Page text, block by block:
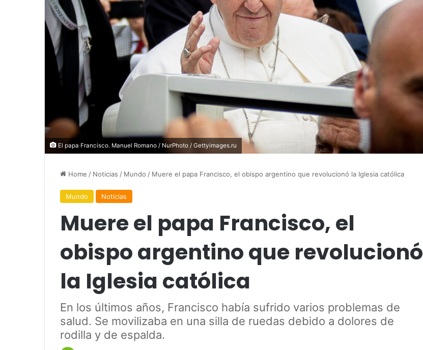
El papa Francisco. Manuel Romano / NurPhoto / Gettyimages.ru
Home / Noticias / Mundo / Muere el papa Francisco, el obispo argentino que revolucionó la Iglesia católica
Mundo Noticias
Muere el papa Francisco, el
obispo argentino que revolucionó
la Iglesia católica
En los últimos años, Francisco había sufrido varios problemas de
salud. Se movilizaba en una silla de ruedas debido a dolores de
rodilla y de espalda.